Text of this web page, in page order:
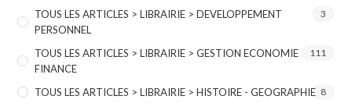
TOUS LES ARTICLES > LIBRAIRIE > DEVELOPPEMENT
PERSONNEL
3
TOUS LES ARTICLES > LIBRAIRIE > GESTION ECONOMIE
FINANCE
111
TOUS LES ARTICLES > LIBRAIRIE > HISTOIRE - GEOGRAPHIE 8